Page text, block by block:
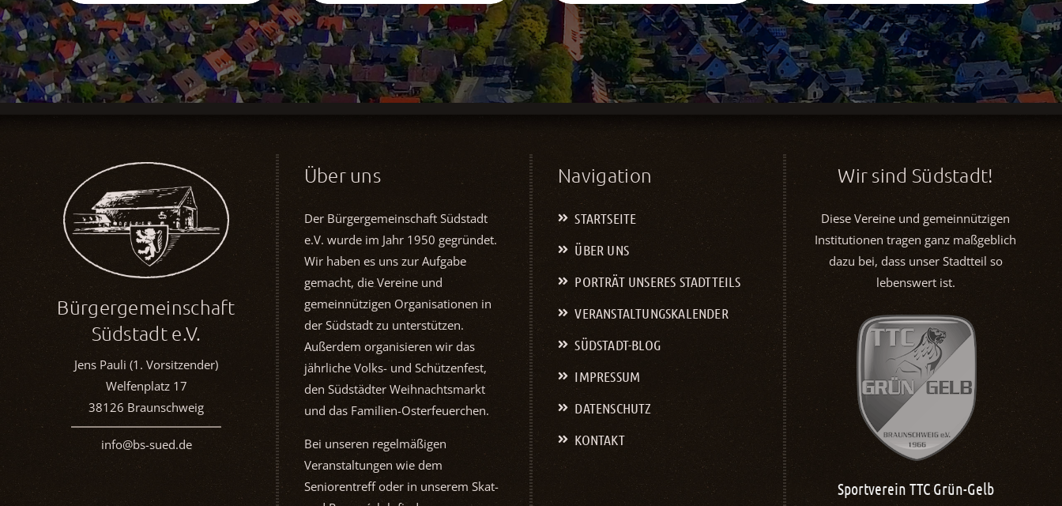
Bürgergemeinschaft
Südstadt e.V.
Jens Pauli (1. Vorsitzender)
Welfenplatz 17
38126 Braunschweig
info@bs-sued.de
Über uns
Der Bürgergemeinschaft Südstadt
e.V. wurde im Jahr 1950 gegründet.
Wir haben es uns zur Aufgabe
gemacht, die Vereine und
gemeinnützigen Organisationen in
der Südstadt zu unterstützen.
Außerdem organisieren wir das
jährliche Volks- und Schützenfest,
den Südstädter Weihnachtsmarkt
und das Familien-Osterfeuerchen.
Bei unseren regelmäßigen
Veranstaltungen wie dem
Seniorentreff oder in unserem Skat-
Navigation
STARTSEITE
ÜBER UNS
PORTRÄT UNSERES STADTTEILS
VERANSTALTUNGS­KALENDER
SÜDSTADT-BLOG
IMPRESSUM
DATENSCHUTZ
KONTAKT
Wir sind Südstadt!
Diese Vereine und gemeinnützigen
Institutionen tragen ganz maßgeblich
dazu bei, dass unser Stadtteil so
lebenswert ist.
Sportverein TTC Grün-Gelb
Kath. Kirchen­gemeinde St.